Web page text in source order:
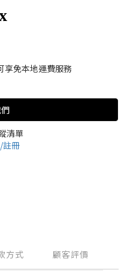
享免本地運費服務
清單
註冊
方式 顧客評價